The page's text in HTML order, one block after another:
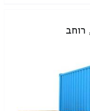
רוחב